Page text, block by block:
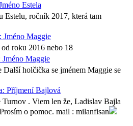
Estela
Estelu, ročník 2017, která tam
Jméno Maggie
roku 2016 nebo 18
Jméno Maggie
Další holčička se jménem Maggie se
Příjmení Bajlová
. Viem len že, Ladislav Bajla
o pomoc. mail : milanfisan